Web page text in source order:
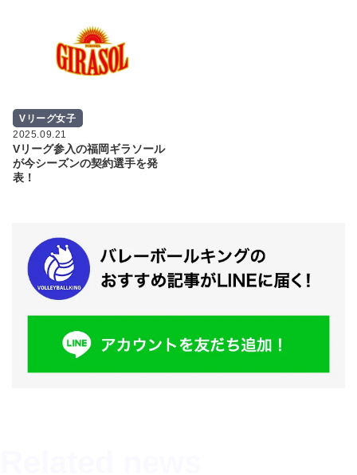
Vリーグ女子
2025.09.21
Vリーグ参入の福岡ギラソール
が今シーズンの契約選手を発
表！